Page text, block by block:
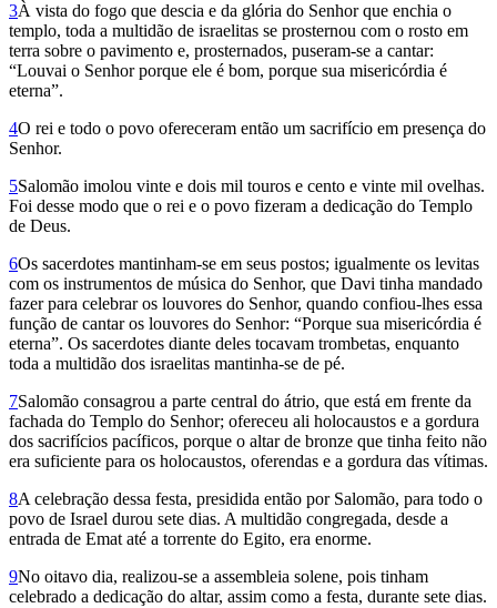
3À vista do fogo que descia e da glória do Senhor que enchia o
templo, toda a multidão de israelitas se proster­nou com o rosto em
terra sobre o pavimento e, prosternados, puseram-se a cantar:
“Louvai o Senhor porque ele é bom, porque sua misericórdia é
eterna”.
4O rei e todo o povo ofereceram então um sacrifício em presença do
Senhor.
5Salomão imolou vinte e dois mil touros e cento e vinte mil ovelhas.
Foi desse modo que o rei e o povo fizeram a dedicação do Templo
de Deus.
6Os sacerdotes mantinham-se em seus postos; igualmente os levitas
com os instrumentos de música do Senhor, que Davi tinha mandado
fazer para celebrar os louvores do Senhor, quando confiou-lhes essa
função de cantar os louvores do Senhor: “Porque sua misericórdia é
eterna”. Os sacerdotes diante deles tocavam trombetas, enquanto
toda a multidão dos israelitas mantinha-se de pé.
7Salomão consagrou a parte central do átrio, que está em frente da
fachada do Templo do Senhor; ofereceu ali holocaustos e a gordura
dos sacrifícios pacíficos, porque o altar de bronze que tinha feito não
era suficiente para os holocaustos, oferendas e a gordura das vítimas.
8A celebração dessa festa, presidida então por Salomão, para todo o
povo de Israel durou sete dias. A multidão congregada, desde a
entrada de Emat até a torrente do Egito, era enorme.
9No oitavo dia, realizou-se a assembleia solene, pois tinham
celebrado a dedicação do altar, assim como a festa, durante sete dias.